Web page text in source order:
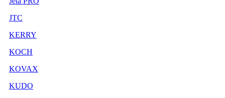
JTC
KERRY
KOCH
KOVAX
KUDO